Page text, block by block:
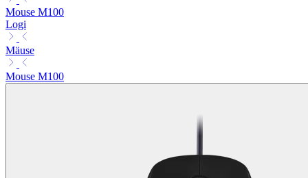
Mouse M100
Logi
Mäuse
Mouse M100